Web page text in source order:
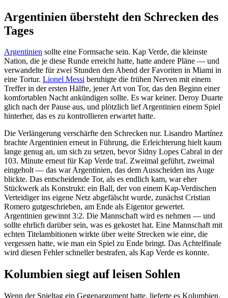
Argentinien übersteht den Schrecken des
Tages
Argentinien sollte eine Formsache sein. Kap Verde, die kleinste
Nation, die je diese Runde erreicht hatte, hatte andere Pläne — und
verwandelte für zwei Stunden den Abend der Favoriten in Miami in
eine Tortur. Lionel Messi beruhigte die frühen Nerven mit einem
Treffer in der ersten Hälfte, jener Art von Tor, das den Beginn einer
komfortablen Nacht ankündigen sollte. Es war keiner. Deroy Duarte
glich nach der Pause aus, und plötzlich lief Argentinien einem Spiel
hinterher, das es zu kontrollieren erwartet hatte.
Die Verlängerung verschärfte den Schrecken nur. Lisandro Martínez
brachte Argentinien erneut in Führung, die Erleichterung hielt kaum
lange genug an, um sich zu setzen, bevor Sidny Lopes Cabral in der
103. Minute erneut für Kap Verde traf. Zweimal geführt, zweimal
eingeholt — das war Argentinien, das dem Ausscheiden ins Auge
blickte. Das entscheidende Tor, als es endlich kam, war eher
Stückwerk als Konstrukt: ein Ball, der von einem Kap-Verdischen
Verteidiger ins eigene Netz abgefälscht wurde, zunächst Cristian
Romero gutgeschrieben, am Ende als Eigentor gewertet.
Argentinien gewinnt 3:2. Die Mannschaft wird es nehmen — und
sollte ehrlich darüber sein, was es gekostet hat. Eine Mannschaft mit
echten Titelambitionen wirkte über weite Strecken wie eine, die
vergessen hatte, wie man ein Spiel zu Ende bringt. Das Achtelfinale
wird diesen Fehler schneller bestrafen, als Kap Verde es konnte.
Kolumbien siegt auf leisen Sohlen
Wenn der Spieltag ein Gegenargument hatte, lieferte es Kolumbien.